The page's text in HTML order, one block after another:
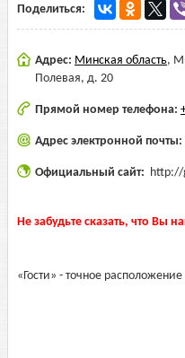
Поделиться:
Адрес: Минская область,
Полевая, д. 20
Прямой номер телефона:
Адрес электронной почты:
Официальный сайт: http://
Не забудьте сказать, что Вы
«Гости» - точное расположение